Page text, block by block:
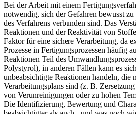
Bei der Arbeit mit einem
notwendig, sich der Gefahren bewusst
des Verfahrens verbunden sind. Das
Reaktionen und der Reaktivität von
Faktor für eine sichere Verarbeitung, da
Prozesse in Fertigungsprozessen häufig
Reaktionen Teil des
Polystyrol), in anderen Fällen kann es
unbeabsichtigte Reaktionen handeln, die
Verarbeitungsplans sind (z. B.
von Verunreinigungen oder zu hohen
Die Identifizierung, Bewertung und